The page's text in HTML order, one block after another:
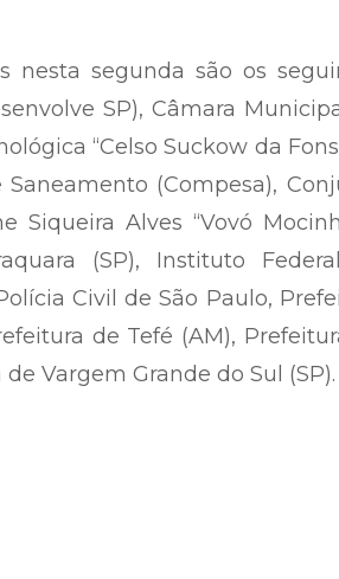
nesta segunda são os
SP), Câmara
“Celso Suckow da
(Compesa),
Siqueira Alves “Vovó
(SP), Instituto
Civil de São Paulo,
de Tefé (AM),
Vargem Grande do Sul (SP).